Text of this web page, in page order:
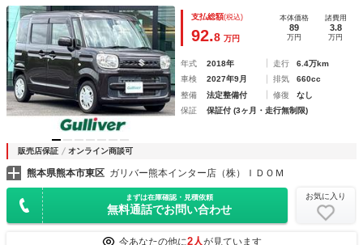
ホイール／純正フロアマット／パワーステアリング／パワーウ
ィンドウ／スマートキー／スペアキー／保証書／取扱説明書
支払総額(税込)
92.8 万円
本体価格
89
万円
諸費用
3.8
万円
年式 2018年 走行
6.4万km
車検
2027年9月 排気
660cc
整備
法定整備付 修復
なし
保証
保証付 (3ヶ月・走行無制限)
販売店保証 オンライン商談可
熊本県熊本市東区 ガリバー熊本インター店（株）ＩＤＯＭ
まずは在庫確認・見積依頼
無料通話でお問い合わせ
お気に入り
今あなたの他に2人が見ています